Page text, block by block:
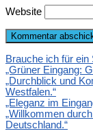
Website
Brauche ich für ein
„Grüner Eingang:
„Durchblick und
Westfalen.“
„Eleganz im
„Willkommen
Deutschland.“